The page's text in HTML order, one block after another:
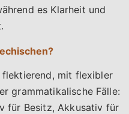
es Klarheit und
mit flexibler
grammatikalische Fälle:
für Besitz, Akkusativ für